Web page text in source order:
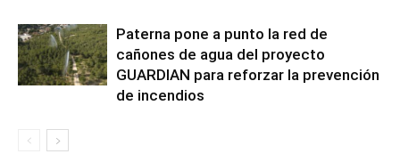
Paterna pone a punto la red de
cañones de agua del proyecto
GUARDIAN para reforzar la prevención
de incendios